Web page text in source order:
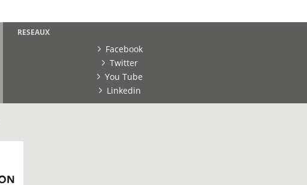
RESEAUX
Facebook
Twitter
You Tube
Linkedin